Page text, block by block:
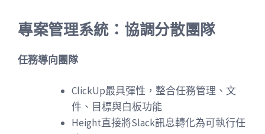
專案管理系統：協調分散團隊
任務導向團隊
ClickUp最具彈性，整合任務管理、文
件、目標與白板功能
Height直接將Slack訊息轉化為可執行任